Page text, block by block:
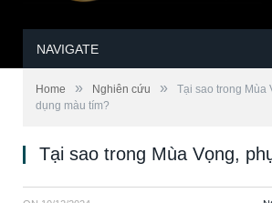
NAVIGATE
Home » Nghiên cứu »
Tại sao trong Mùa
dụng màu tím?
Tại sao trong Mùa Vọng,